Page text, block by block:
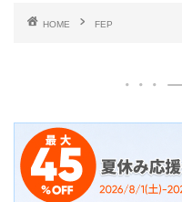
HOME FEP